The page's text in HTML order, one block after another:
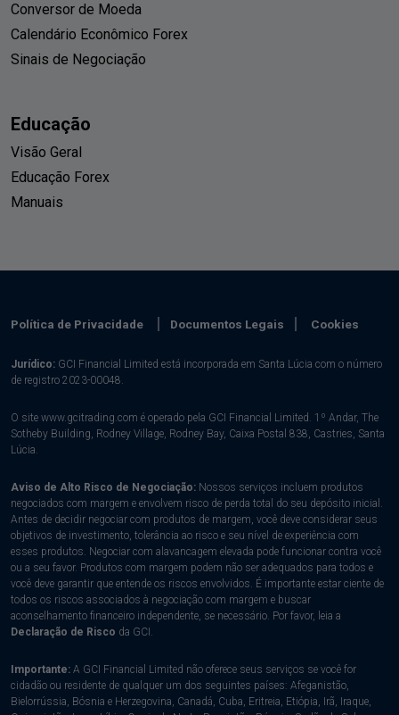
Conversor de Moeda
Calendário Econômico Forex
Sinais de Negociação
Educação
Visão Geral
Educação Forex
Manuais
Política de Privacidade Documentos Legais Cookies
Jurídico: GCI Financial Limited está incorporada em Santa Lúcia com o número
de registro 2023-00048.
O site www.gcitrading.com é operado pela GCI Financial Limited. 1º Andar, The
Sotheby Building, Rodney Village, Rodney Bay, Caixa Postal 838, Castries, Santa
Lúcia.
Aviso de Alto Risco de Negociação: Nossos serviços incluem produtos
negociados com margem e envolvem risco de perda total do seu depósito inicial.
Antes de decidir negociar com produtos de margem, você deve considerar seus
objetivos de investimento, tolerância ao risco e seu nível de experiência com
esses produtos. Negociar com alavancagem elevada pode funcionar contra você
ou a seu favor. Produtos com margem podem não ser adequados para todos e
você deve garantir que entende os riscos envolvidos. É importante estar ciente de
todos os riscos associados à negociação com margem e buscar
aconselhamento financeiro independente, se necessário. Por favor, leia a
Declaração de Risco da GCI.
Importante: A GCI Financial Limited não oferece seus serviços se você for
cidadão ou residente de qualquer um dos seguintes países: Afeganistão,
Bielorrússia, Bósnia e Herzegovina, Canadá, Cuba, Eritreia, Etiópia, Irã, Iraque,